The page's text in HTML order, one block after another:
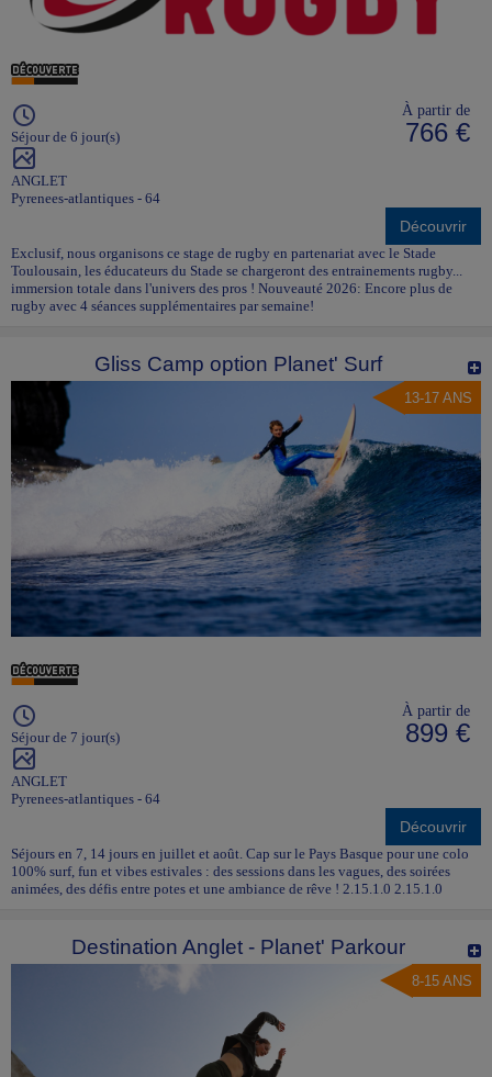
Séjour de 6 jour(s)
ANGLET
Pyrenees-atlantiques - 64
À partir de
766 €
Découvrir
Exclusif, nous organisons ce stage de rugby en partenariat avec le Stade
Toulousain, les éducateurs du Stade se chargeront des entrainements rugby...
immersion totale dans l'univers des pros ! Nouveauté 2026: Encore plus de
rugby avec 4 séances supplémentaires par semaine!
Gliss Camp option Planet' Surf
13-17 ANS
Séjour de 7 jour(s)
ANGLET
Pyrenees-atlantiques - 64
À partir de
899 €
Découvrir
Séjours en 7, 14 jours en juillet et août. Cap sur le Pays Basque pour une colo
100% surf, fun et vibes estivales : des sessions dans les vagues, des soirées
animées, des défis entre potes et une ambiance de rêve ! 2.15.1.0 2.15.1.0
Destination Anglet - Planet' Parkour
8-15 ANS